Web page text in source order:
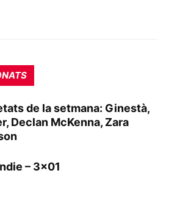
de la setmana: Ginestà,
Declan McKenna, Zara
– 3×01